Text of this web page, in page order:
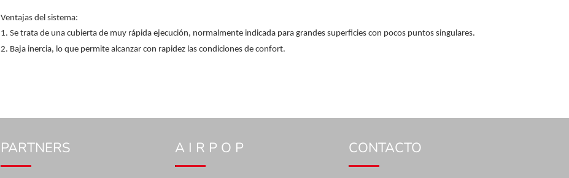
Ventajas del sistema:
Se trata de una cubierta de muy rápida ejecución, normalmente indicada para grandes superficies con pocos puntos singulares.
Baja inercia, lo que permite alcanzar con rapidez las condiciones de confort.
PARTNERS A I R P O P CONTACTO